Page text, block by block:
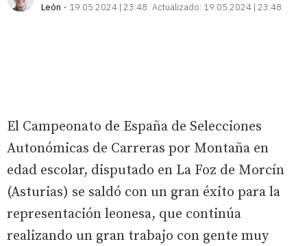
León
19.05.2024 | 23:48 Actualizado: 19.05.2024 | 23:48
El Campeonato de España de Selecciones
Autonómicas de Carreras por Montaña en
edad escolar, disputado en La Foz de Morcín
(Asturias) se saldó con un gran éxito para la
representación leonesa, que continúa
realizando un gran trabajo con gente muy